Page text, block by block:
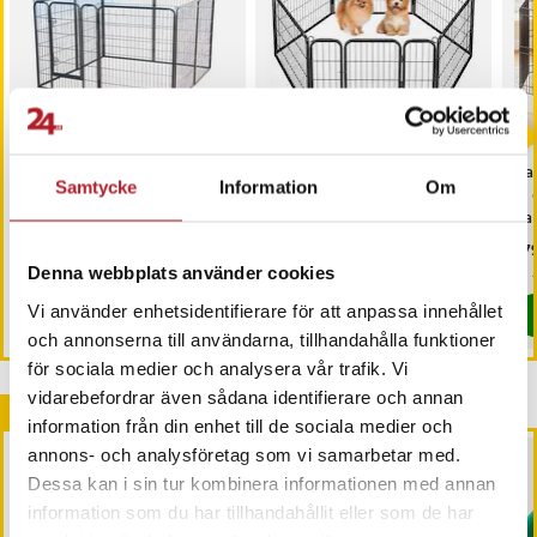
Samtycke Information Om
Denna webbplats använder cookies
Vi använder enhetsidentifierare för att anpassa innehållet
och annonserna till användarna, tillhandahålla funktioner
för sociala medier och analysera vår trafik. Vi
vidarebefordrar även sådana identifierare och annan
information från din enhet till de sociala medier och
annons- och analysföretag som vi samarbetar med.
Dessa kan i sin tur kombinera informationen med annan
information som du har tillhandahållit eller som de har
Hundhage i metall 80 x
60 cm 8 delar /
Hundgård i metall / Valphage
999 krTidigare pris:2 249 kr
I lager, levereras inom 1-2 vardagar
Köp
Valphage / husdjurshage
60cm 6 sektioner /
Sista exemplaret
Köp
Andra köpte också